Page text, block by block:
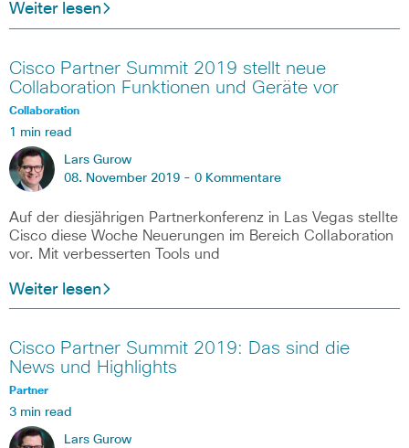
Weiter lesen
Cisco Partner Summit 2019 stellt neue
Collaboration Funktionen und Geräte vor
Collaboration
1 min read
Lars Gurow
08. November 2019 - 0 Kommentare
Auf der diesjährigen Partnerkonferenz in Las Vegas stellte
Cisco diese Woche Neuerungen im Bereich Collaboration
vor. Mit verbesserten Tools und
Weiter lesen
Cisco Partner Summit 2019: Das sind die
News und Highlights
Partner
3 min read
Lars Gurow